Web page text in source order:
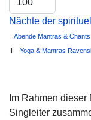
Nächte der
Abende Mantras & Chants
II Yoga & Mantras
Im Rahmen
Singleiter